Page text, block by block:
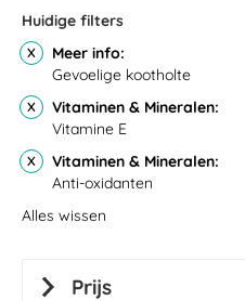
Huidige filters
Meer info
Gevoelige kootholte
Vitaminen & Mineralen
Vitamine E
Vitaminen & Mineralen
Anti-oxidanten
Alles wissen
Prijs